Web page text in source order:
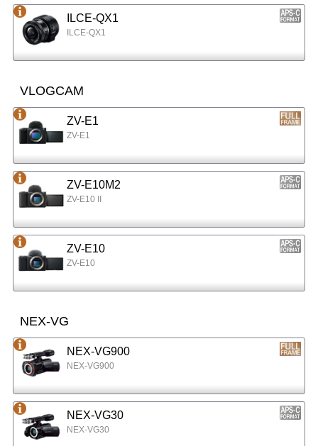
ILCE-QX1
ILCE-QX1
VLOGCAM
ZV-E1
ZV-E1
ZV-E10M2
ZV-E10 II
ZV-E10
ZV-E10
NEX-VG
NEX-VG900
NEX-VG900
NEX-VG30
NEX-VG30